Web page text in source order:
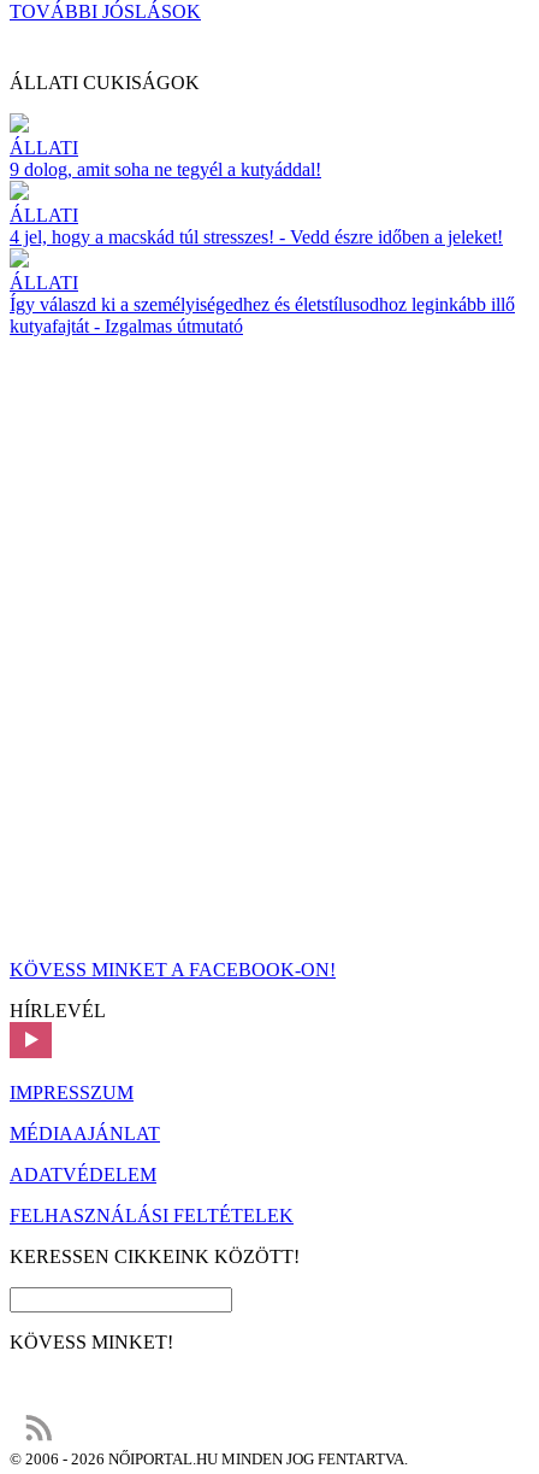
TOVÁBBI JÓSLÁSOK
ÁLLATI CUKISÁGOK
ÁLLATI
9 dolog, amit soha ne tegyél a kutyáddal!
ÁLLATI
4 jel, hogy a macskád túl stresszes! - Vedd észre időben a jeleket!
ÁLLATI
Így válaszd ki a személyiségedhez és életstílusodhoz leginkább illő
kutyafajtát - Izgalmas útmutató
KÖVESS MINKET A FACEBOOK-ON!
HÍRLEVÉL
IMPRESSZUM
MÉDIAAJÁNLAT
ADATVÉDELEM
FELHASZNÁLÁSI FELTÉTELEK
KERESSEN CIKKEINK KÖZÖTT!
KÖVESS MINKET!
© 2006 - 2026 NŐIPORTAL.HU MINDEN JOG FENTARTVA.